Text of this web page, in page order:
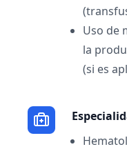
Uso de
la
(si es